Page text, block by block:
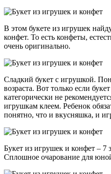
В этом букете из игрушек
конфет. То есть конфеты,
очень оригинально.
Сладкий букет с игрушкой.
возраста. Вот только если
категорически не
игрушкам клеем. Ребенок
понятно, что и вкусняшка, и
Букет из игрушек и конфет – 7
Сплошное очарование для